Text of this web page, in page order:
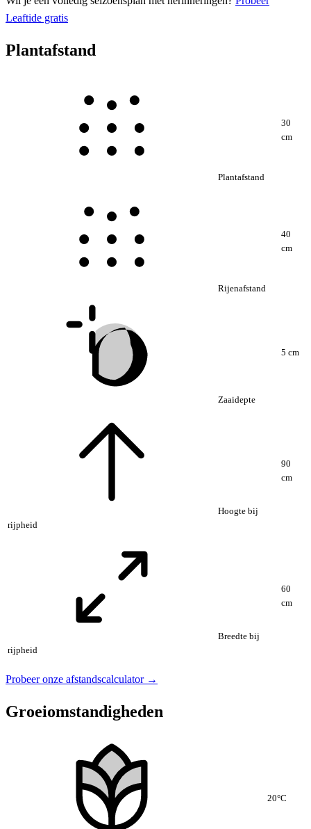
Leaftide gratis
Plantafstand
Plantafstand
30
cm
Rijenafstand
40
cm
Zaaidepte
5 cm
Hoogte bij
rijpheid
90
cm
Breedte bij
rijpheid
60
cm
Probeer onze afstandscalculator →
Groeiomstandigheden
20°C